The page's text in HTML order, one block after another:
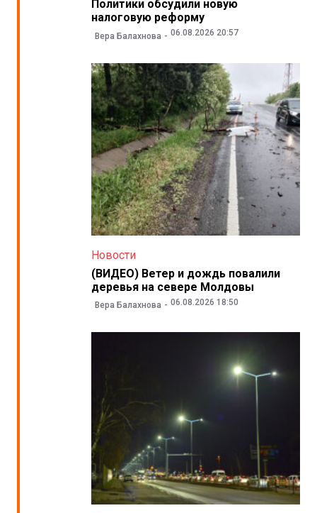
Политики обсудили новую
налоговую реформу
Вера Балахнова 06.08.2026 20:57
Новости
(ВИДЕО) Ветер и дождь повалили
деревья на севере Молдовы
Вера Балахнова 06.08.2026 18:50